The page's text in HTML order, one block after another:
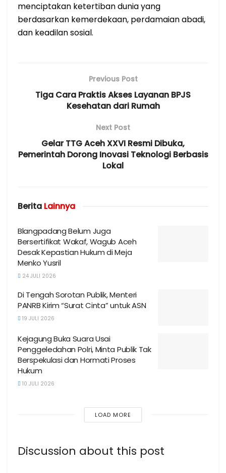
menciptakan ketertiban dunia yang
berdasarkan kemerdekaan, perdamaian abadi,
dan keadilan sosial.
Previous Post
Tiga Cara Praktis Akses Layanan BPJS
Kesehatan dari Rumah
Next Post
Gelar TTG Aceh XXVI Resmi Dibuka,
Pemerintah Dorong Inovasi Teknologi Berbasis
Lokal
Berita Lainnya
Blangpadang Belum Juga
Bersertifikat Wakaf, Wagub Aceh
Desak Kepastian Hukum di Meja
Menko Yusril
24 JULI 2026
Di Tengah Sorotan Publik, Menteri
PANRB Kirim “Surat Cinta” untuk ASN
19 JULI 2026
Kejagung Buka Suara Usai
Penggeledahan Polri, Minta Publik Tak
Berspekulasi dan Hormati Proses
Hukum
10 JULI 2026
LOAD MORE
Discussion about this post